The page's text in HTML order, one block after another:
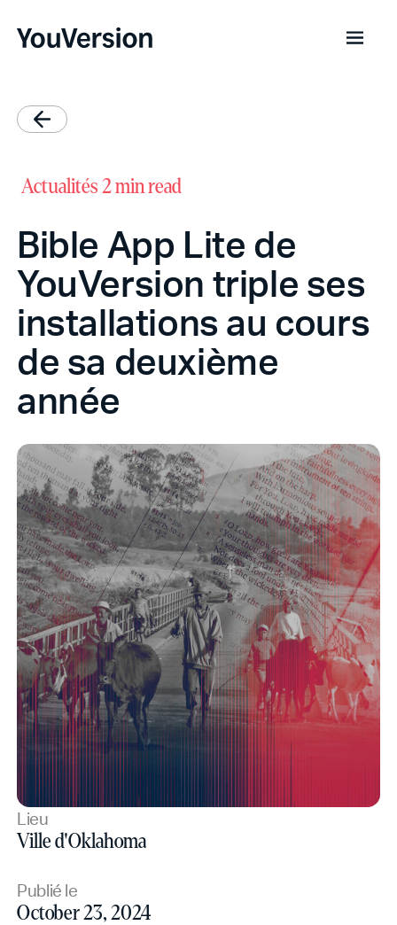
Actualités 2 min read
Bible App Lite de
YouVersion triple ses
installations au cours
de sa deuxième
année
Lieu
Ville d'Oklahoma
Publié le
October 23, 2024